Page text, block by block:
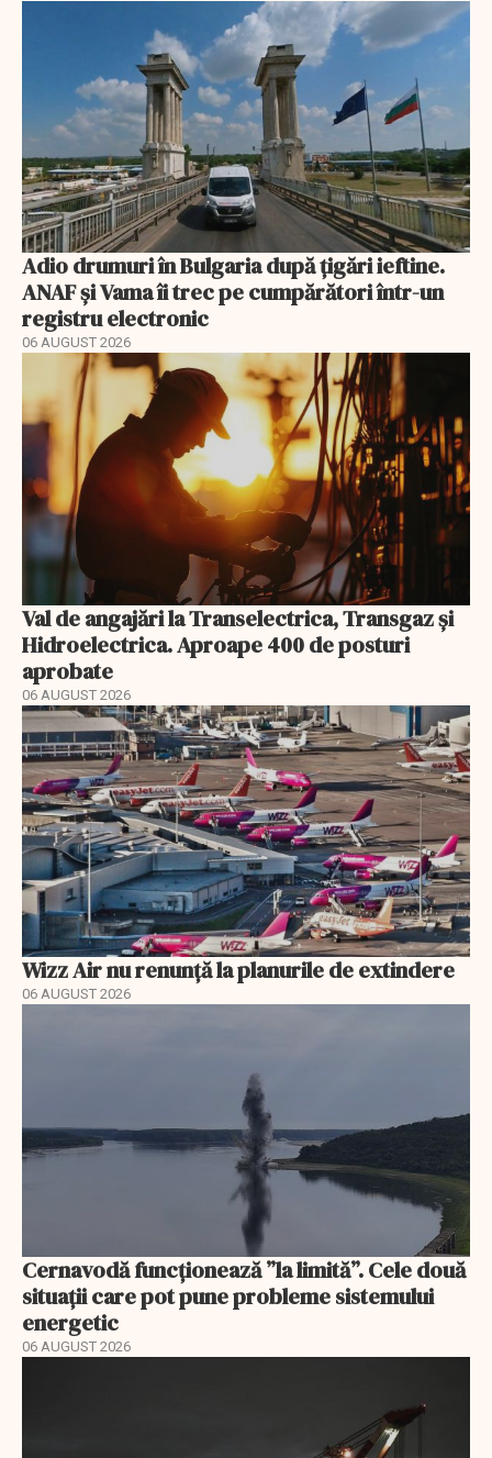
Adio drumuri în Bulgaria după țigări ieftine.
ANAF și Vama îi trec pe cumpărători într-un
registru electronic
06 AUGUST 2026
Val de angajări la Transelectrica, Transgaz și
Hidroelectrica. Aproape 400 de posturi
aprobate
06 AUGUST 2026
Wizz Air nu renunță la planurile de extindere
06 AUGUST 2026
Cernavodă funcționează ”la limită”. Cele două
situații care pot pune probleme sistemului
energetic
06 AUGUST 2026